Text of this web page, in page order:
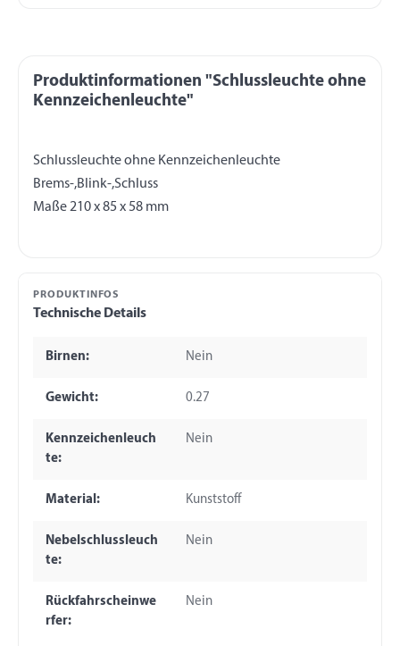
Produktinformationen "Schlussleuchte ohne
Kennzeichenleuchte"
Schlussleuchte ohne Kennzeichenleuchte
Brems-,Blink-,Schluss
PRODUKTINFOS
Technische Details
Birnen: Nein
Gewicht: 0.27
Kennzeichenleuch
te:
Nein
Material: Kunststoff
Nebelschlussleuch
te:
Nein
Rückfahrscheinwe
rfer:
Nein